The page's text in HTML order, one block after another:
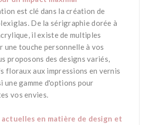
est clé dans la création de
De la sérigraphie dorée à
il existe de multiples
une touche personnelle à vos
proposons des designs variés,
floraux aux impressions en vernis
une gamme d'options pour
vos envies.
actuelles en matière de design et